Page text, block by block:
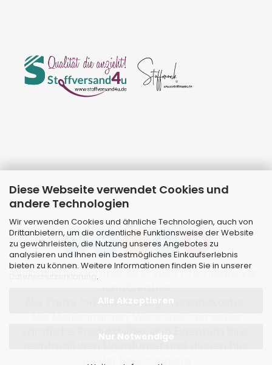
Diese Webseite verwendet Cookies und
andere Technologien
Wir verwenden Cookies und ähnliche Technologien, auch von
Drittanbietern, um die ordentliche Funktionsweise der Website
zu gewährleisten, die Nutzung unseres Angebotes zu
analysieren und Ihnen ein bestmögliches Einkaufserlebnis
bieten zu können. Weitere Informationen finden Sie in unserer
.
Alle Akzeptieren
Nur Notwendige
Webshopby Gambio.de © 2026 | Template von
Alle Preise inkl. MwSt. & zzgl. Versandkosten
sämtliche Produktbilder sind Eigentum Ihrer
nur der Beschreibung.